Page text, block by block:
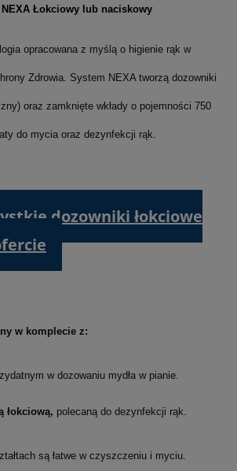
Łokciowy lub naciskowy
opracowana z myślą o higienie rąk w
Zdrowia. System NEXA tworzą dozowniki
oraz zamknięte wkłady o pojemności 750
do mycia oraz dezynfekcji rąk.
dozowniki łokciowe
w komplecie z:
w dozowaniu mydła w pianie.
łokciową, polecaną do dezynfekcji rąk.
są łatwe w czyszczeniu i myciu.